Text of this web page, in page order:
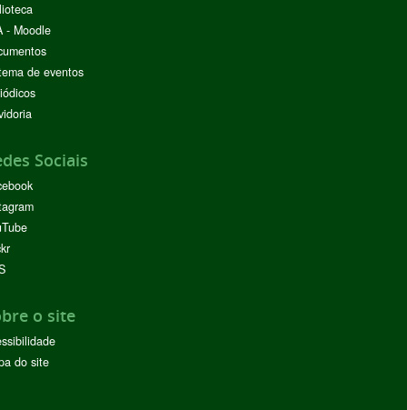
- Moodle
de eventos
Sociais
o site
do site